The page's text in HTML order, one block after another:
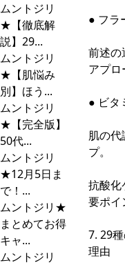
ムントジリ
★【徹底解
説】29...
ムントジリ
★【肌悩み
別】ほう...
ムントジリ
★【完全版】
50代...
ムントジリ
★12月5日ま
で！...
ムントジリ★
まとめてお得
キャ...
ムントジリ
● フラ
前述の
アプロ
● ビタ
肌の
プ。
抗酸化
要ポイ
7. 29
理由